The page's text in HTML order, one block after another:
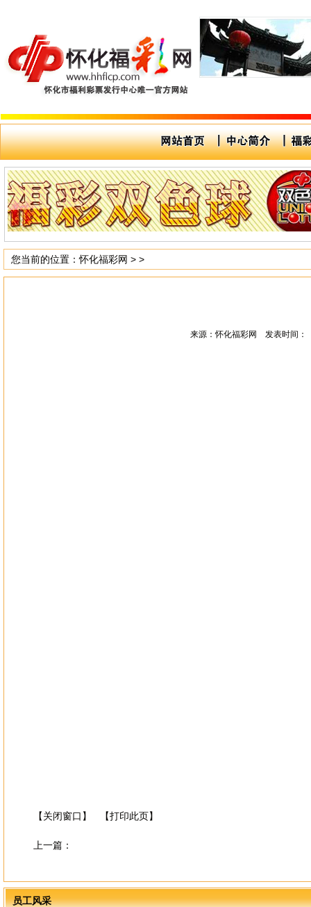
您当前的位置：怀化福彩网 > >
来源：怀化福彩网 发表时间：
【关闭窗口】 【打印此页】
上一篇：
员工风采